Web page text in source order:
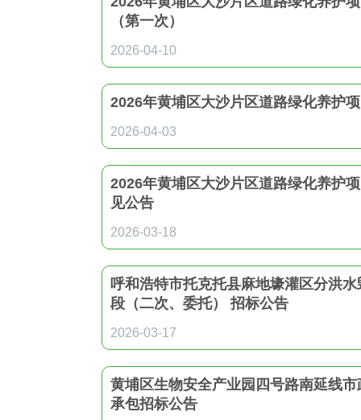
（第一次）
2026-04-10
2026年黄埔区大沙片区道路绿化养护
2026-04-03
2026年黄埔区大沙片区道路绿化养护
见公告
2026-03-18
呼和浩特市托克托县麻地壕灌区分洪
段（二次、委托） 招标公告
2026-03-17
黄埔区生物安全产业园四号路南延线
承包招标公告